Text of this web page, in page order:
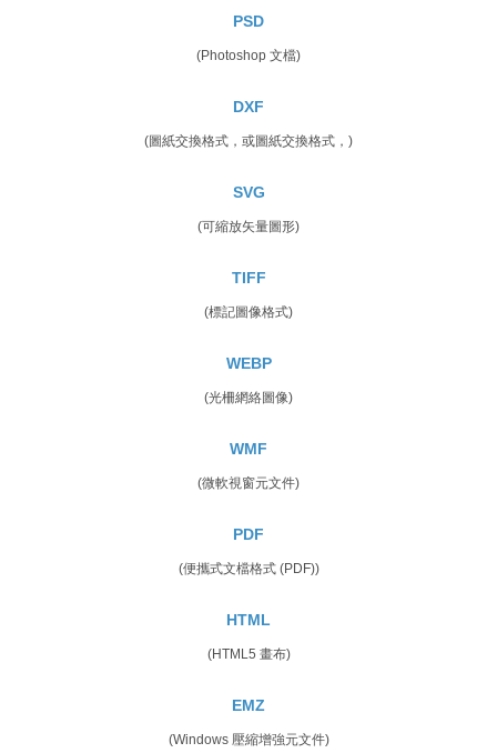
PSD
(Photoshop 文檔)
DXF
(圖紙交換格式，或圖紙交換格式，)
SVG
(可縮放矢量圖形)
TIFF
(標記圖像格式)
WEBP
(光柵網絡圖像)
WMF
(微軟視窗元文件)
PDF
(便攜式文檔格式 (PDF))
HTML
(HTML5 畫布)
EMZ
(Windows 壓縮增強元文件)